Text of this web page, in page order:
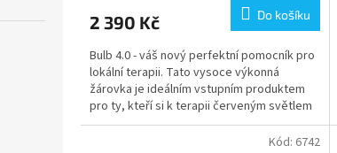
2 390 Kč Do košíku
Bulb 4.0 - váš nový perfektní pomocník pro
lokální terapii. Tato vysoce výkonná
žárovka je ideálním vstupním produktem
pro ty, kteří si k terapii červeným světlem
teprve hledají...
Kód: 6742